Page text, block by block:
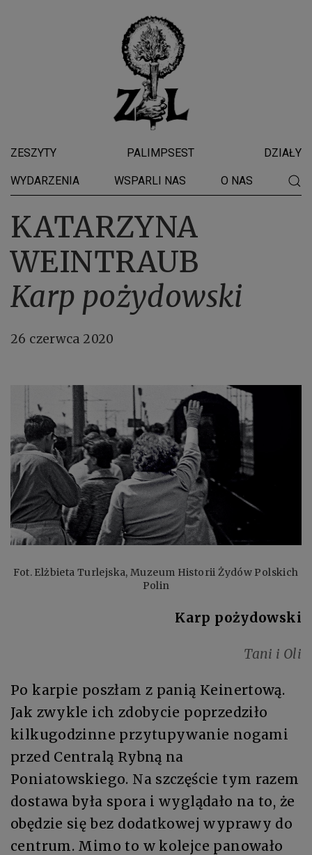
ZESZYTY PALIMPSEST DZIAŁY
WYDARZENIA WSPARLI NAS O NAS
KATARZYNA
WEINTRAUB
Karp pożydowski
26 czerwca 2020
Fot. Elżbieta Turlejska, Muzeum Historii Żydów Polskich
Polin
Karp pożydowski
Tani i Oli
Po karpie poszłam z panią Keinertową.
Jak zwykle ich zdobycie poprzedziło
kilkugodzinne przytupywanie nogami
przed Centralą Rybną na
Poniatowskiego. Na szczęście tym razem
dostawa była spora i wyglądało na to, że
obędzie się bez dodatkowej wyprawy do
centrum. Mimo to w kolejce panowało